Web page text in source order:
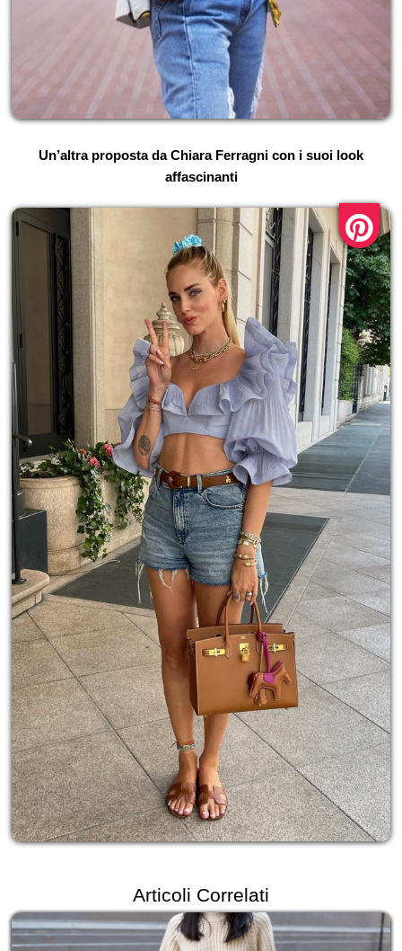
Un’altra proposta da Chiara Ferragni con i suoi look
affascinanti
Articoli Correlati